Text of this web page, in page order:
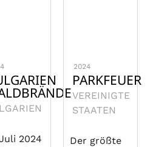
2024
2024
PARKFEUER
VEREINIGTE
STAATEN
Der größte